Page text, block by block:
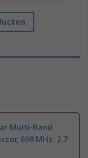
Multi-Band
698 MHz, 2.7